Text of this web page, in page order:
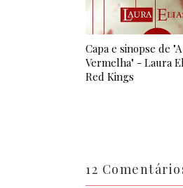
Capa e sinopse de
Vermelha" - Laura
Red Kings
12